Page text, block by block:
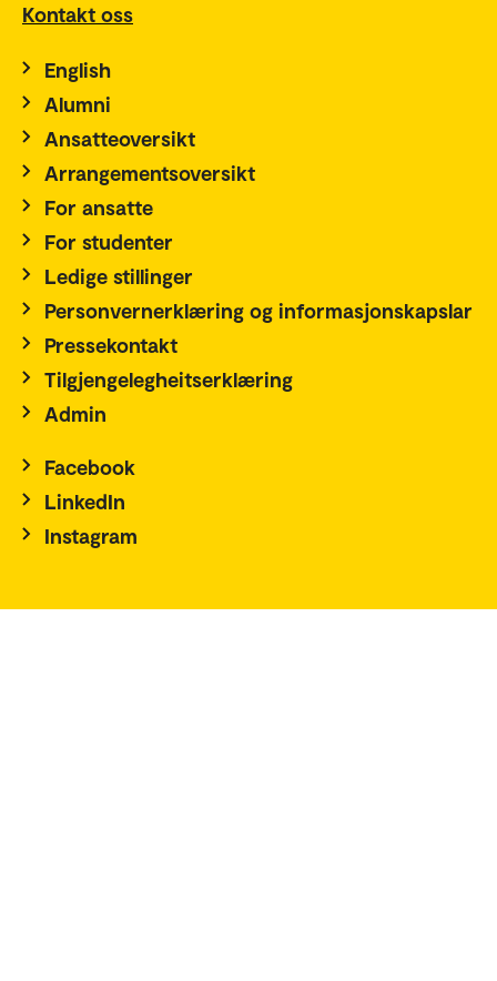
Kontakt oss
English
Alumni
Ansatteoversikt
Arrangementsoversikt
For ansatte
For studenter
Ledige stillinger
Personvernerklæring og informasjonskapslar
Pressekontakt
Tilgjengelegheitserklæring
Admin
Facebook
LinkedIn
Instagram